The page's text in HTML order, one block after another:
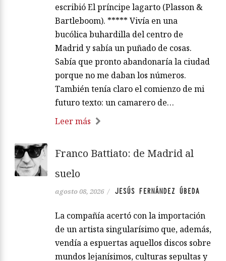
escribió El príncipe lagarto (Plasson &
Bartleboom). ***** Vivía en una
bucólica buhardilla del centro de
Madrid y sabía un puñado de cosas.
Sabía que pronto abandonaría la ciudad
porque no me daban los números.
También tenía claro el comienzo de mi
futuro texto: un camarero de…
Leer más
Franco Battiato: de Madrid al
suelo
agosto 08, 2026 / JESÚS FERNÁNDEZ ÚBEDA
La compañía acertó con la importación
de un artista singularísimo que, además,
vendía a espuertas aquellos discos sobre
mundos lejanísimos, culturas sepultas y